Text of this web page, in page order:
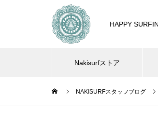
HAPPY
Nakisurfストア
NAKISURFスタッフブログ